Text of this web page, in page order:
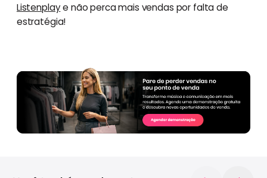
Listenplaye não perca mais vendas por falta de
estratégia!